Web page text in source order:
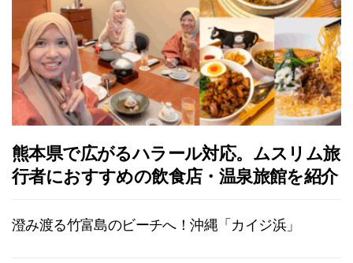
熊本県で広がるハラール対応。ムスリム旅
行者におすすめの飲食店・温泉旅館を紹介
澄み渡る竹富島のビーチへ！沖縄「カイジ浜」